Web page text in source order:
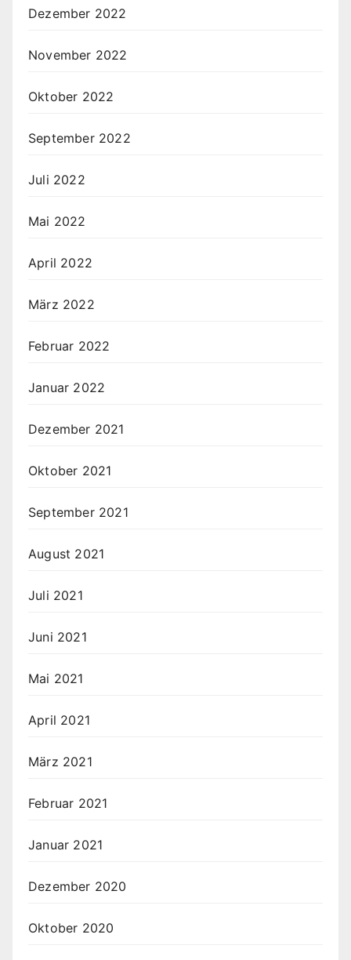
Dezember 2022
November 2022
Oktober 2022
September 2022
Juli 2022
Mai 2022
April 2022
März 2022
Februar 2022
Januar 2022
Dezember 2021
Oktober 2021
September 2021
August 2021
Juli 2021
Juni 2021
Mai 2021
April 2021
März 2021
Februar 2021
Januar 2021
Dezember 2020
Oktober 2020